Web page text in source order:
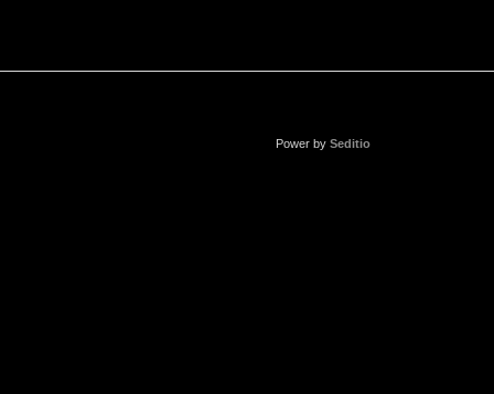
Power by Seditio